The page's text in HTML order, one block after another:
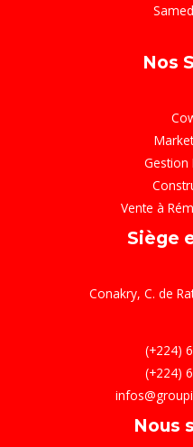
Nos
Gestion
Vente à
Siège
Conakry, C. de
(+224)
(+224)
Nous